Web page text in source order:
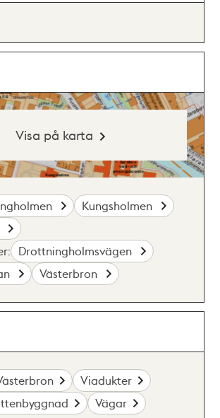
Visa på karta
Kungsholmen
Drottningholmsvägen
Västerbron
Viadukter
Vägar